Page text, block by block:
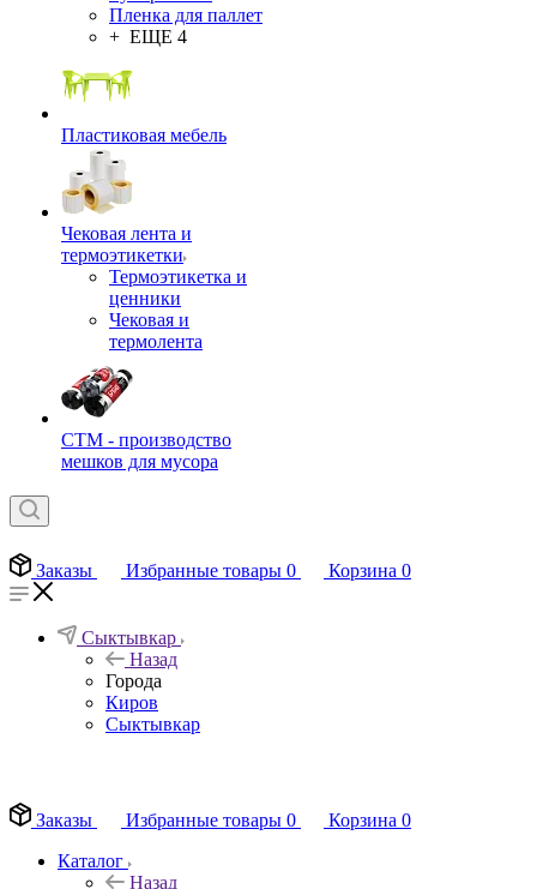
Пленка для паллет
+ ЕЩЕ 4
Пластиковая мебель
Чековая лента и
термоэтикетки
Термоэтикетка и
ценники
Чековая и
термолента
СТМ - производство
мешков для мусора
Заказы Избранные товары 0 Корзина 0
Сыктывкар
Назад
Города
Киров
Сыктывкар
Заказы
Избранные товары 0 Корзина 0
Каталог
Назад